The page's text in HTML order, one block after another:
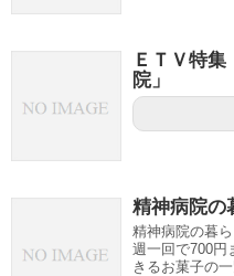
ＥＴＶ特
院」
精神病院の
精神病院の暮
週一回で700円
きるお菓子の